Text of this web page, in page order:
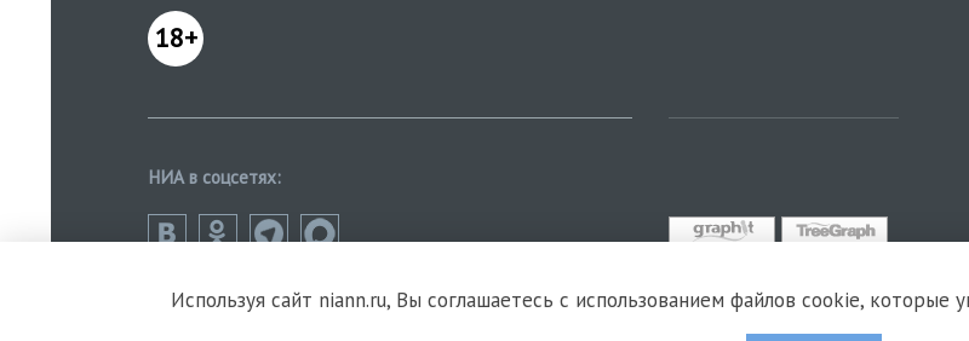
18+
НИА в соцсетях:
Используя сайт niann.ru, Вы соглашаетесь с использованием файлов cookie, которые